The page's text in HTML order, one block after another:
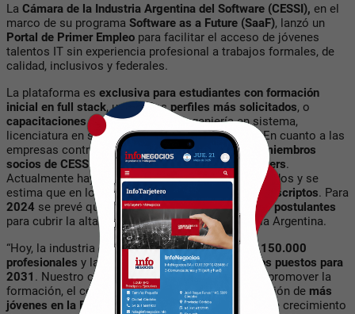
La Cámara de la Industria Argentina del Software (CESSI), en el
marco de su programa Software as a Future (SaaF), lanzó un
Portal de Primer Empleo para facilitar el acceso de jóvenes
talentos IT sin experiencia profesional a trabajos formales, de
calidad, inclusivos y federales.
La plataforma es exclusiva para estudiantes con formación
inicial en full stack, uno de losperfiles más solicitados, o
capacitaciones superiores
como ingeniería en sistema,
licenciatura en sistemas, terciarios, entre otros. En cuanto a las
empresas contratantes, sólo pueden registrarse
miembros
socios de CESSI y la Red Federal de Polos y Clusters.
Actualmente hay más de 1.000 candidatos registrados y se
estima que en los
próximos meses sean 10.000 inscriptos. Para
2024 se prevé que el número asciendaa 100.000 postulantes
para cubrir la alta demanda de la industria IT en la Argentina.
“Hoy, la industria del software emplea a más de150.000
profesionales y la meta essumar 400.000 nuevos puestos para
2031 . Nuestro compromiso, a través de SaaF, es promover la
formación, el conocimiento compartido y la inclusión de más
jóvenes en la Economía del Conocimiento
, motor de crecimiento